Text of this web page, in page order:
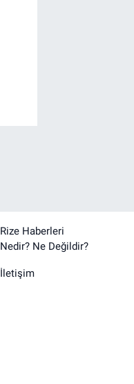
Rize Haberleri
Nedir? Ne Değildir?
İletişim